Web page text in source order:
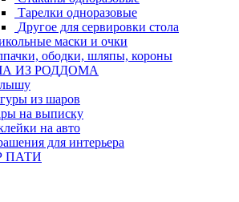
Тарелки одноразовые
Другое для сервировки стола
маски и очки
ободки, шляпы, короны
ИЗ РОДДОМА
из шаров
на выписку
на авто
для интерьера
ПАТИ